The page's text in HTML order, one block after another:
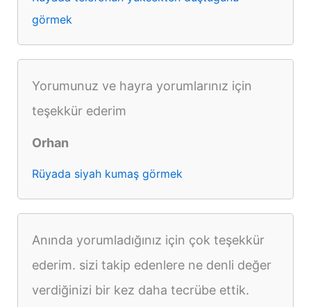
görmek
Yorumunuz ve hayra yorumlarınız için
teşekkür ederim
Orhan
Rüyada siyah kumaş görmek
Anında yorumladığınız için çok teşekkür
ederim. sizi takip edenlere ne denli değer
verdiğinizi bir kez daha tecrübe ettik.